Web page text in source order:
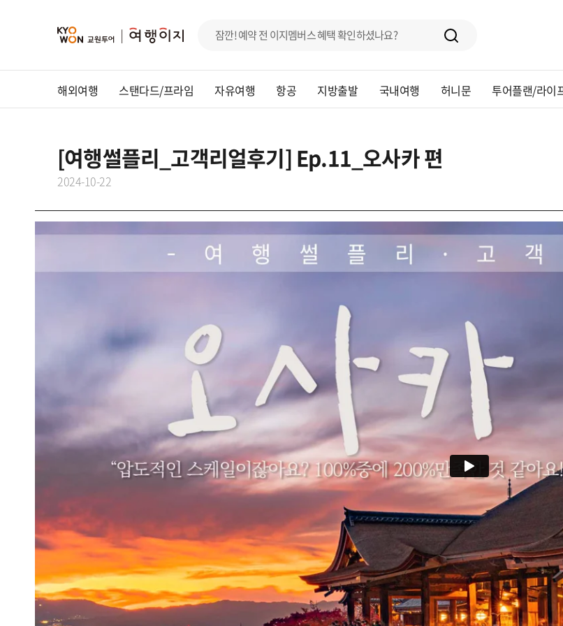
해외여행 스탠다드/프라임 자유여행 항공 지방출발 국내여행 허니문 투어플랜/라이
[여행썰플리_고객리얼후기] Ep.11_오사카 편
2024-10-22